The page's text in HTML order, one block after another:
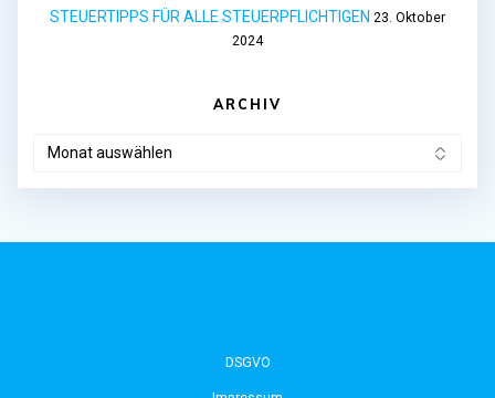
STEUERTIPPS FÜR ALLE STEUERPFLICHTIGEN 23. Oktober
2024
ARCHIV
DSGVO